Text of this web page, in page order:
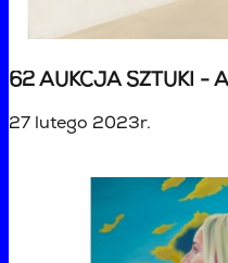
27 lutego 2023r.